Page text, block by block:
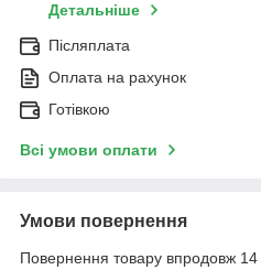
Детальніше
Післяплата
Оплата на рахунок
Готівкою
Всі умови оплати
Умови повернення
Повернення товару впродовж 14